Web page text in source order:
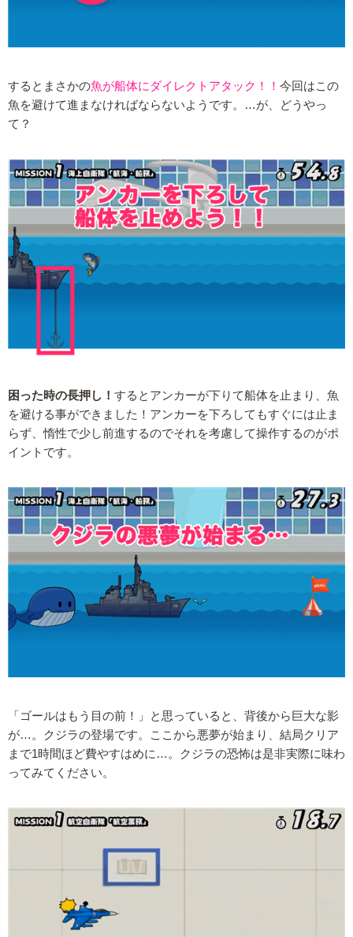
するとまさかの魚が船体にダイレクトアタック！！ 今回はこの
魚を避けて進まなければならないようです。…が、どうやっ
て？
困った時の長押し！ するとアンカーが下りて船体を止まり、魚
を避ける事ができました！アンカーを下ろしてもすぐには止ま
らず、惰性で少し前進するのでそれを考慮して操作するのがポ
イントです。
「ゴールはもう目の前！」と思っていると、背後から巨大な影
が…。クジラの登場です。ここから悪夢が始まり、結局クリア
まで1時間ほど費やすはめに…。クジラの恐怖は是非実際に味わ
ってみてください。